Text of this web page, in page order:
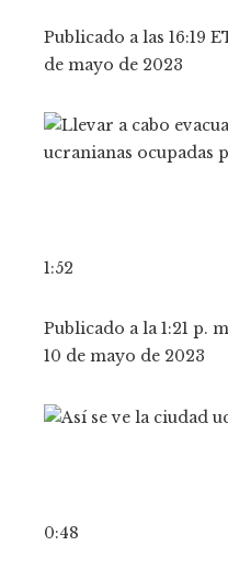
Publicado a las 16:19
de mayo de 2023
1:52
Publicado a la 1:21 p.
10 de mayo de 2023
0:48